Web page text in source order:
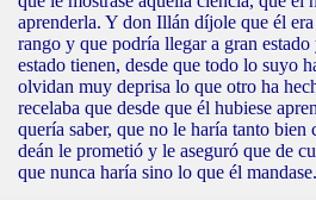
aprenderla. Y don Illán díjole que él
rango y que podría llegar a gran
estado tienen, desde que todo lo suyo
olvidan muy deprisa lo que otro ha
recelaba que desde que él hubiese
quería saber, que no le haría tanto
deán le prometió y le aseguró que de
que nunca haría sino lo que él mandase.